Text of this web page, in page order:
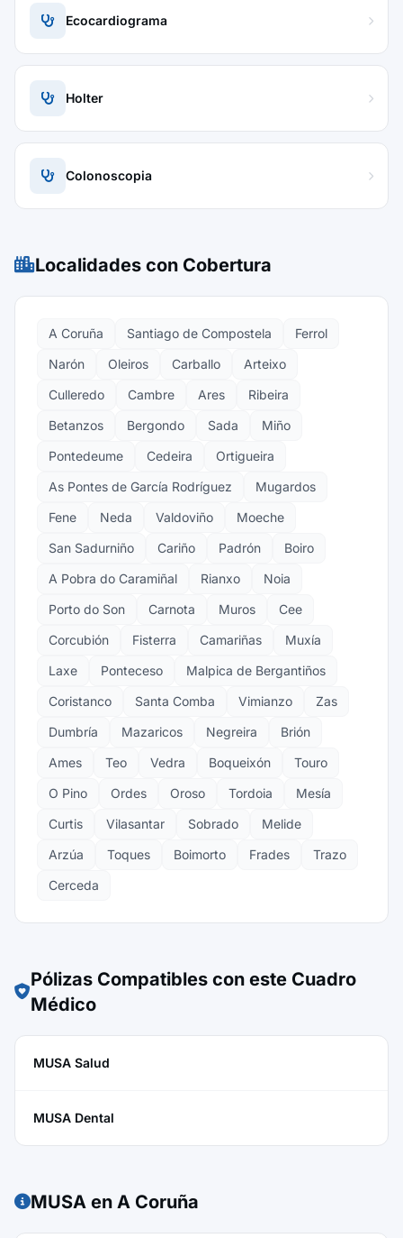
Ecocardiograma
Holter
Colonoscopia
Localidades con Cobertura
A Coruña Santiago de Compostela
Ferrol
Narón
Oleiros Carballo
Arteixo
Culleredo
Cambre Ares
Ribeira
Betanzos
Bergondo Sada
Miño
Pontedeume
Cedeira
Ortigueira
As Pontes de García Rodríguez
Mugardos
Fene
Neda Valdoviño
Moeche
San Sadurniño
Cariño Padrón
Boiro
A Pobra do Caramiñal
Rianxo
Noia
Porto do Son
Carnota Muros
Cee
Corcubión
Fisterra Camariñas
Muxía
Laxe
Ponteceso
Malpica de Bergantiños
Coristanco
Santa Comba Vimianzo
Zas
Dumbría
Mazaricos Negreira
Brión
Ames
Teo Vedra Boqueixón
Touro
O Pino
Ordes Oroso Tordoia
Mesía
Curtis
Vilasantar Sobrado
Melide
Arzúa
Toques Boimorto Frades
Trazo
Cerceda
Pólizas Compatibles con este Cuadro
Médico
MUSA Salud
MUSA Dental
MUSA en A Coruña